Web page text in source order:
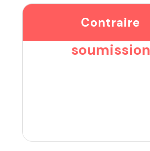
Contraire
soumission